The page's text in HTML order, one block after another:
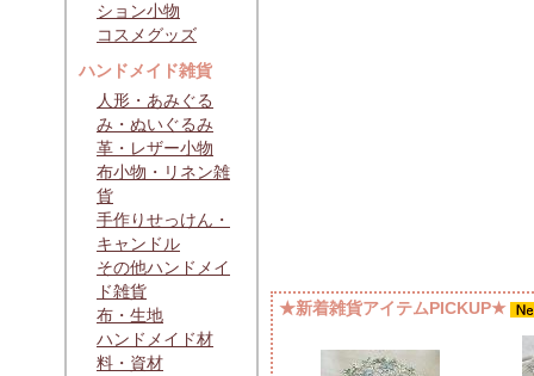
ション小物
コスメグッズ
ハンドメイド雑貨
人形・あみぐる
み・ぬいぐるみ
革・レザー小物
布小物・リネン雑
貨
手作りせっけん・
キャンドル
その他ハンドメイ
ド雑貨
布・生地
ハンドメイド材
料・資材
★新着雑貨アイテムPICKUP★